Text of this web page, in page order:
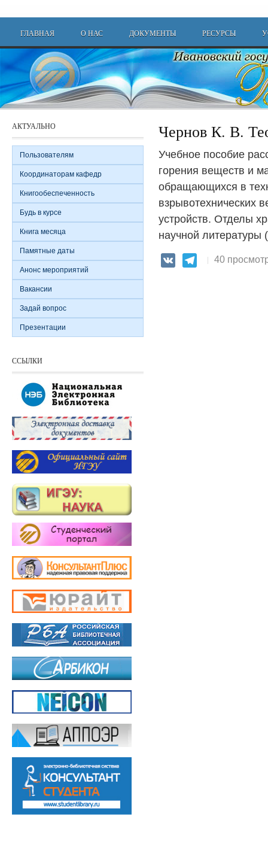
Main menu
ГЛАВНАЯ О НАС ДОКУМЕНТЫ РЕСУРСЫ
Чернов К. В.
Учебное пособие
горения веществ и
обращающихся в
взрывотехнических
устройств. Отделы
научной литературы
VK Telegram
40
АКТУАЛЬНО
Пользователям
Координаторам кафедр
Книгообеспеченность
Будь в курсе
Книга месяца
Памятные даты
Анонс мероприятий
Вакансии
Задай вопрос
Презентации
ССЫЛКИ